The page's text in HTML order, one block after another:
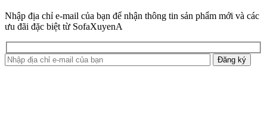
Nhập địa chỉ e-mail của bạn để nhận thông tin sản phẩm mới và các
ưu đãi đặc biệt từ SofaXuyenA